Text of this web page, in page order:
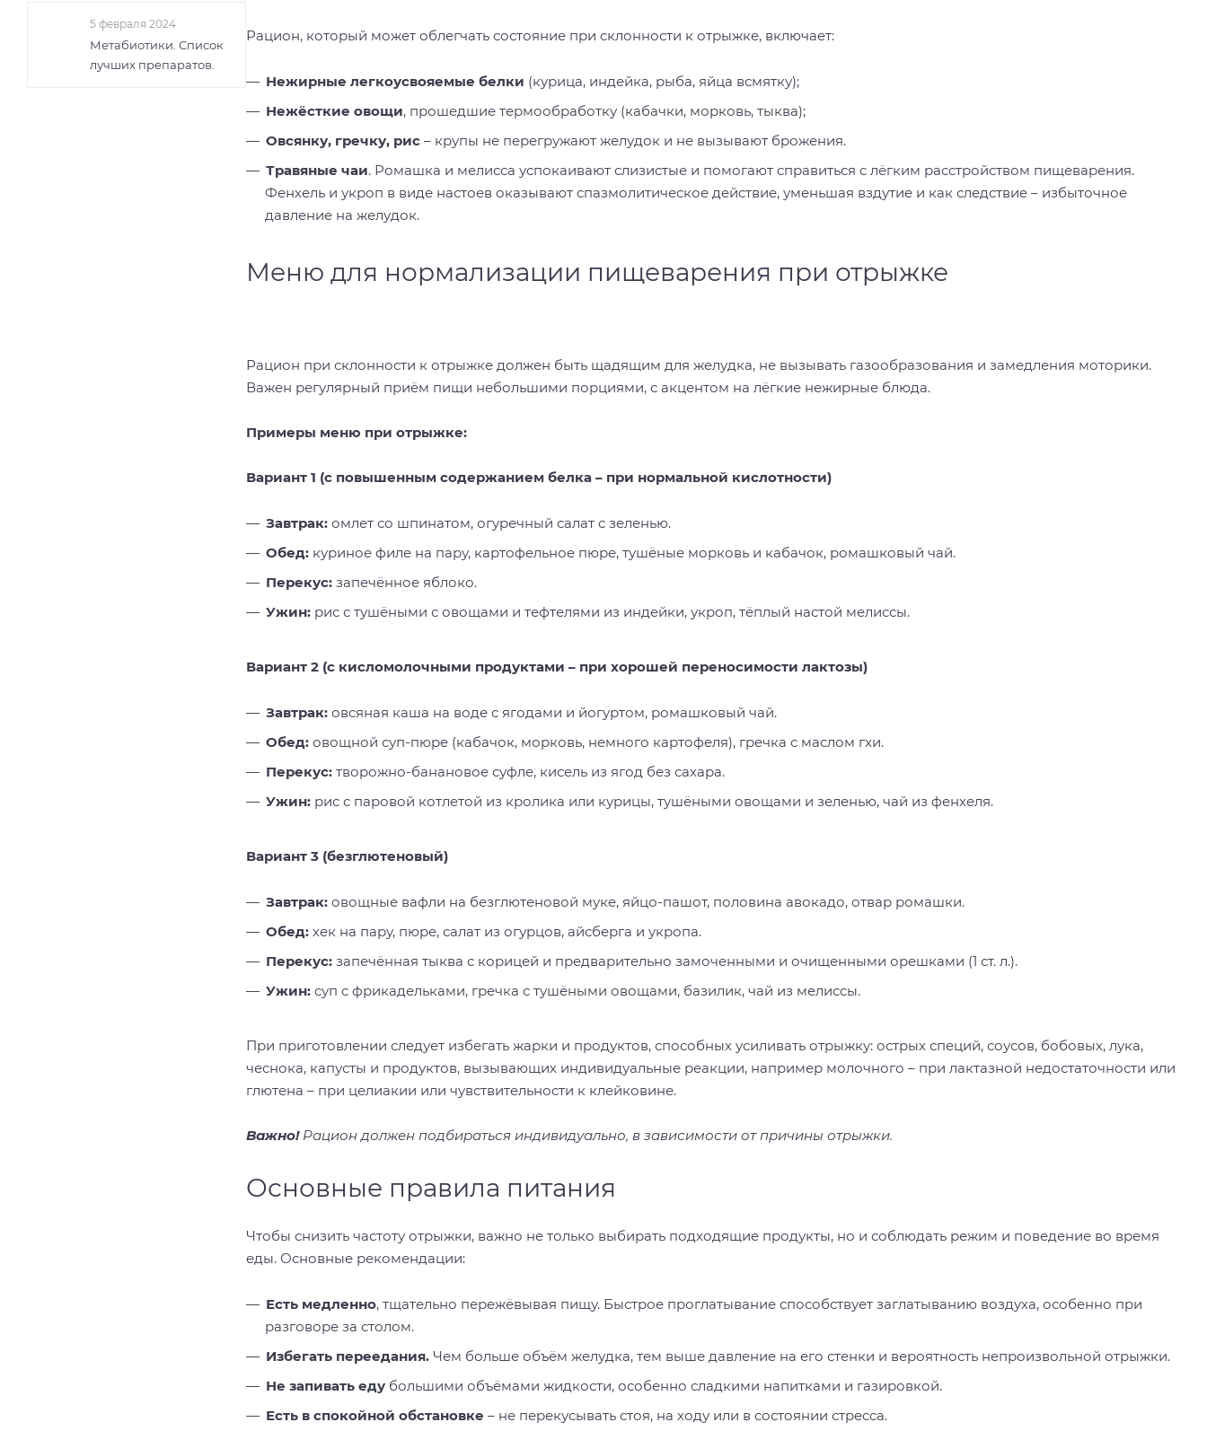
Рацион, который может облегчать состояние при склонности к отрыжке, включает:
Нежирные легкоусвояемые белки (курица, индейка, рыба, яйца всмятку);
Нежёсткие овощи, прошедшие термообработку (кабачки, морковь, тыква);
Овсянку, гречку, рис – крупы не перегружают желудок и не вызывают брожения.
Травяные чаи. Ромашка и мелисса успокаивают слизистые и помогают справиться с лёгким расстройством пищеварения.
Фенхель и укроп в виде настоев оказывают спазмолитическое действие, уменьшая вздутие и как следствие – избыточное
давление на желудок.
Меню для нормализации пищеварения при отрыжке
Рацион при склонности к отрыжке должен быть щадящим для желудка, не вызывать газообразования и замедления моторики.
Важен регулярный приём пищи небольшими порциями, с акцентом на лёгкие нежирные блюда.
Примеры меню при отрыжке:
Вариант 1 (с повышенным содержанием белка – при нормальной кислотности)
Завтрак: омлет со шпинатом, огуречный салат с зеленью.
Обед: куриное филе на пару, картофельное пюре, тушёные морковь и кабачок, ромашковый чай.
Перекус: запечённое яблоко.
Ужин: рис с тушёными с овощами и тефтелями из индейки, укроп, тёплый настой мелиссы.
Вариант 2 (с кисломолочными продуктами – при хорошей переносимости лактозы)
Завтрак: овсяная каша на воде с ягодами и йогуртом, ромашковый чай.
Обед: овощной суп-пюре (кабачок, морковь, немного картофеля), гречка с маслом гхи.
Перекус: творожно-банановое суфле, кисель из ягод без сахара.
Ужин: рис с паровой котлетой из кролика или курицы, тушёными овощами и зеленью, чай из фенхеля.
Вариант 3 (безглютеновый)
Завтрак: овощные вафли на безглютеновой муке, яйцо-пашот, половина авокадо, отвар ромашки.
Обед: хек на пару, пюре, салат из огурцов, айсберга и укропа.
Перекус: запечённая тыква с корицей и предварительно замоченными и очищенными орешками (1 ст. л.).
Ужин: суп с фрикадельками, гречка с тушёными овощами, базилик, чай из мелиссы.
При приготовлении следует избегать жарки и продуктов, способных усиливать отрыжку: острых специй, соусов, бобовых, лука,
чеснока, капусты и продуктов, вызывающих индивидуальные реакции, например молочного – при лактазной недостаточности или
глютена – при целиакии или чувствительности к клейковине.
Важно!Рацион должен подбираться индивидуально, в зависимости от причины отрыжки.
Основные правила питания
Чтобы снизить частоту отрыжки, важно не только выбирать подходящие продукты, но и соблюдать режим и поведение во время
еды. Основные рекомендации:
Есть медленно, тщательно пережёвывая пищу. Быстрое проглатывание способствует заглатыванию воздуха, особенно при
разговоре за столом.
Избегать переедания. Чем больше объём желудка, тем выше давление на его стенки и вероятность непроизвольной отрыжки.
Не запивать еду большими объёмами жидкости, особенно сладкими напитками и газировкой.
Есть в спокойной обстановке – не перекусывать стоя, на ходу или в состоянии стресса.
5 февраля 2024
Метабиотики. Список
лучших препаратов.